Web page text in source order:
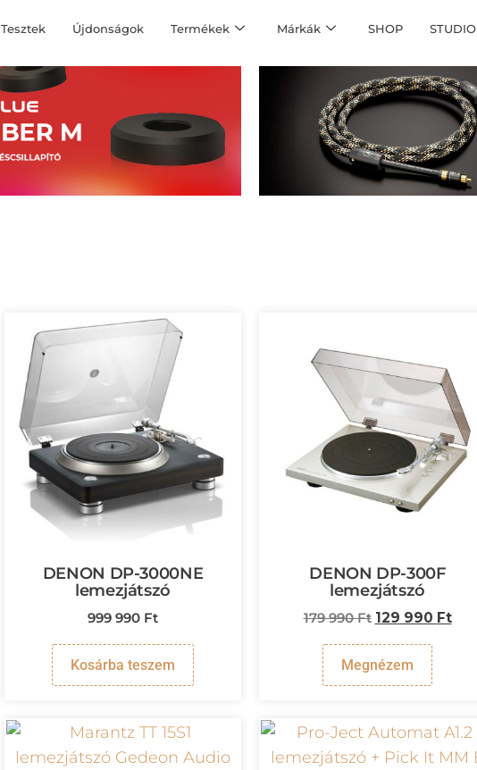
Tesztek Újdonságok Termékek Márkák SHOP STUDIO
DENON DP-3000NE
lemezjátszó
999 990 Ft
Kosárba teszem
DENON DP-300F
lemezjátszó
179 990Ft 129 990 Ft
Megnézem